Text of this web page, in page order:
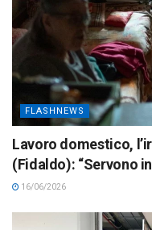
FLASHNEWS
Lavoro domestico,
(Fidaldo): “Servono
16/06/2026